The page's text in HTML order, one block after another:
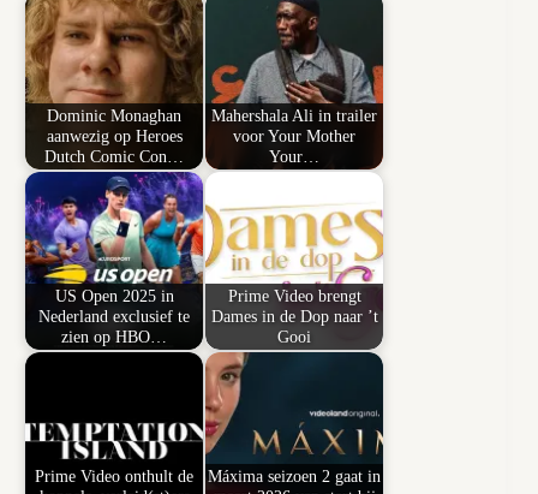
Dominic Monaghan
aanwezig op Heroes
Dutch Comic Con…
Mahershala Ali in trailer
voor Your Mother
Your…
US Open 2025 in
Nederland exclusief te
zien op HBO…
Prime Video brengt
Dames in de Dop naar ’t
Gooi
Prime Video onthult de
Máxima seizoen 2 gaat in